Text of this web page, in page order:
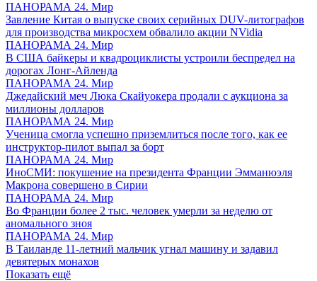
ПАНОРАМА 24. Мир
Завление Китая о выпуске своих серийных DUV-литографов
для производства микросхем обвалило акции NVidia
ПАНОРАМА 24. Мир
В США байкеры и квадроциклисты устроили беспредел на
дорогах Лонг-Айленда
ПАНОРАМА 24. Мир
Джедайский меч Люка Скайуокера продали с аукциона за
миллионы долларов
ПАНОРАМА 24. Мир
Ученица смогла успешно приземлиться после того, как ее
инструктор-пилот выпал за борт
ПАНОРАМА 24. Мир
ИноСМИ: покушение на президента Франции Эмманюэля
Макрона совершено в Сирии
ПАНОРАМА 24. Мир
Во Франции более 2 тыс. человек умерли за неделю от
аномального зноя
ПАНОРАМА 24. Мир
В Таиланде 11-летний мальчик угнал машину и задавил
девятерых монахов
Показать ещё